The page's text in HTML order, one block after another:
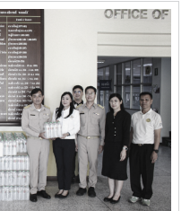
in Agriculture
ศระดับภูมิภาคที่มอบแก่ศิษย์
ดเด่นทางวิชาชีพ มีภาวะผู้นำ
นาการเกษตร ชนบท ชุมชน
SEARCA
ตั้งขึ้นเพื่อเชิดชูเกียรติศิษย์
ศึกษาจาก SEARCA ซึ่งได้
ยภาพที่ได้รับจากการศึกษา
ประเทศ และภูมิภาคเอเชีย
ย่างที่สะท้อนค่านิยมและ